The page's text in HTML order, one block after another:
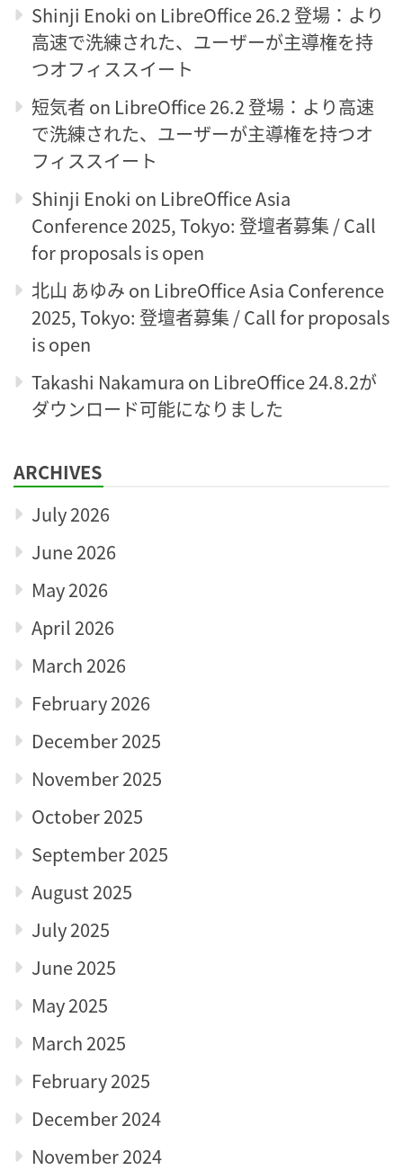
Shinji Enoki on LibreOffice 26.2 登場：より
高速で洗練された、ユーザーが主導権を持
つオフィススイート
短気者 on LibreOffice 26.2 登場：より高速
で洗練された、ユーザーが主導権を持つオ
フィススイート
Shinji Enoki on LibreOffice Asia
Conference 2025, Tokyo: 登壇者募集 / Call
for proposals is open
北山 あゆみ on LibreOffice Asia Conference
2025, Tokyo: 登壇者募集 / Call for proposals
is open
Takashi Nakamura on LibreOffice 24.8.2が
ダウンロード可能になりました
ARCHIVES
July 2026
June 2026
May 2026
April 2026
March 2026
February 2026
December 2025
November 2025
October 2025
September 2025
August 2025
July 2025
June 2025
May 2025
March 2025
February 2025
December 2024
November 2024